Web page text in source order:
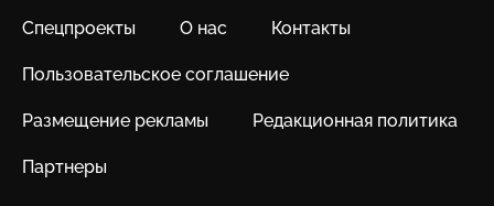
Спецпроекты О нас Контакты
Пользовательское соглашение
Размещение рекламы Редакционная политика
Партнеры